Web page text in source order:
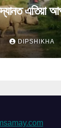
এতিয়া
DIPSHIKHA